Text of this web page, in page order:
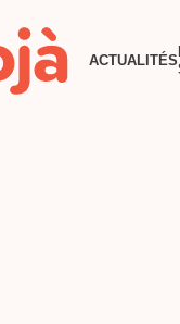
ACTUALITÉS